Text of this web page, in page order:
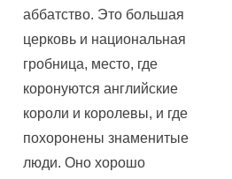
аббатство. Это большая
церковь и национальная
гробница, место, где
коронуются английские
короли и королевы, и где
похоронены знаменитые
люди. Оно хорошо